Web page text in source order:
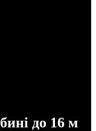
до 16 м